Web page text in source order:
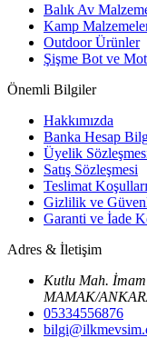
Balık Av
Kamp
Outdoor Ürünler
Şişme Bot ve
Önemli Bilgiler
Hakkımızda
Banka Hesap
Üyelik
Satış Sözleşmesi
Teslimat Koşulları
Gizlilik ve
Garanti ve İade
Adres & İletişim
Kutlu Mah.
MAMAK/
05334556876